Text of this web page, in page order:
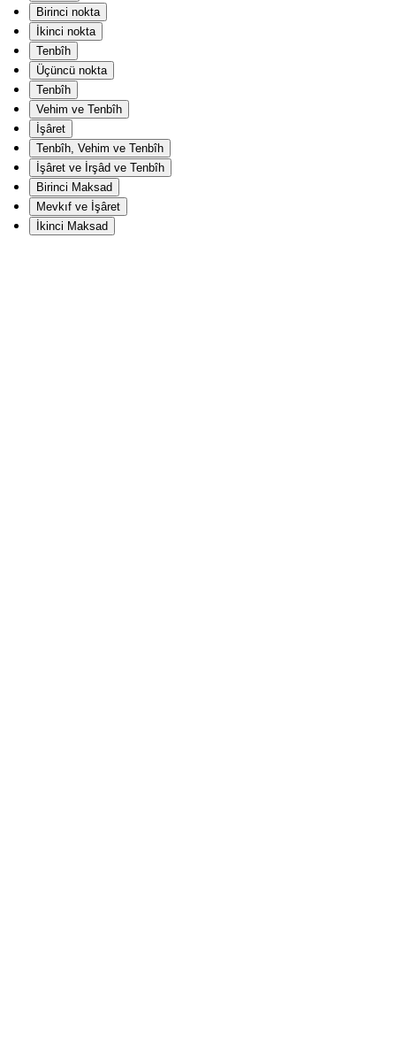
Birinci nokta
İkinci nokta
Tenbîh
Üçüncü nokta
Tenbîh
Vehim ve Tenbîh
İşâret
Tenbîh, Vehim ve Tenbîh
İşâret ve İrşâd ve Tenbîh
Birinci Maksad
Mevkıf ve İşâret
İkinci Maksad